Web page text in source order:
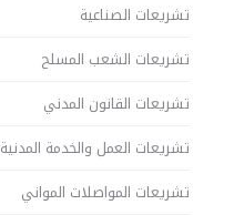
تشريعات الصناعية
تشريعات الشعب المسلح
تشريعات القانون المدني
تشريعات العمل والخدمة المدنية
تشريعات المواصلات المواني